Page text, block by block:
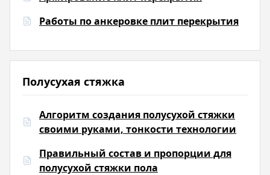
Работы по анкеровке плит перекрытия
Полусухая стяжка
Алгоритм создания полусухой стяжки
своими руками, тонкости технологии
Правильный состав и пропорции для
полусухой стяжки пола